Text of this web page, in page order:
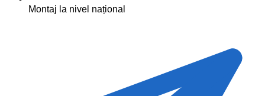
Montaj la nivel național